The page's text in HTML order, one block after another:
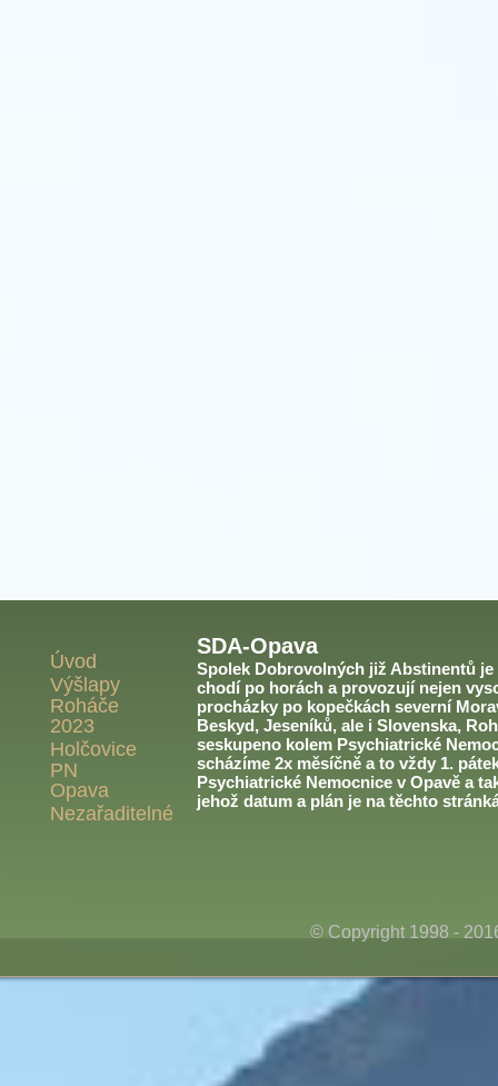
Úvod
Výšlapy
Roháče
2023
Holčovice
PN
Opava
Nezařaditelné
SDA-Opava
Spolek Dobrovolných již Abstinentů
chodí po horách a provozují nejen
procházky po kopečkách severní
Beskyd, Jeseníků, ale i Slovenska,
seskupeno kolem Psychiatrické
scházíme 2x měsíčně a to vždy 1.
Psychiatrické Nemocnice v Opavě a
jehož datum a plán je na těchto
© Copyright 1998 -